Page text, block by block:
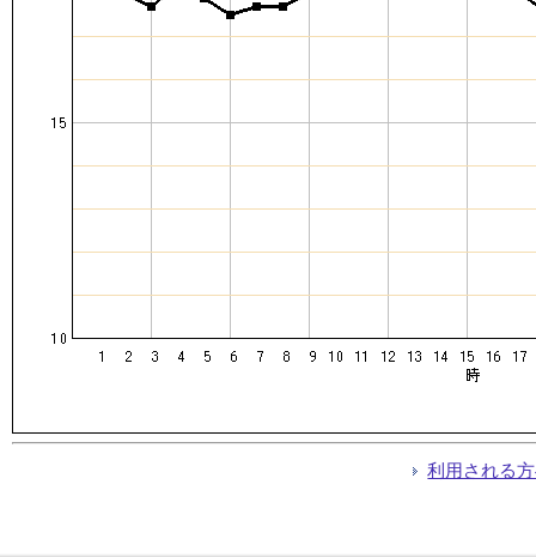
利用される